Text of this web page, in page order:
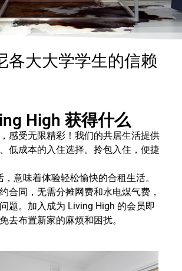
各大大学学生的信赖
High 获得什么
感受无限精彩！我们的共居生活提供
低成本的入住选择。拎包入住，便捷
意味着体验轻松愉快的合租生活。
合同，无需分摊网费和水电煤气费，
题。加入成为 Living High 的会员即
去布置新家的麻烦和困扰。